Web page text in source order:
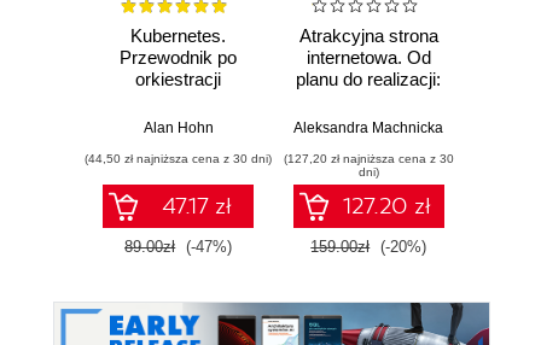
Kubernetes.
Przewodnik po
orkiestracji
tworzeniu
aplikacji
Alan Hohn
(44,50 zł najniższa cena z 30 dni)
47.17 zł
89.00zł (-47%)
Atrakcyjna strona
internetowa. Od
planu do realizacji:
chaosu i
Aleksandra Machnicka
(127,20 zł najniższa cena z 30
dni)
127.20 zł
159.00zł (-20%)